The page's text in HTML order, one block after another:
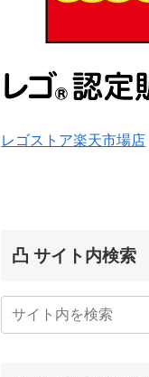
レゴストア楽天市場店
凸 サイト内検索